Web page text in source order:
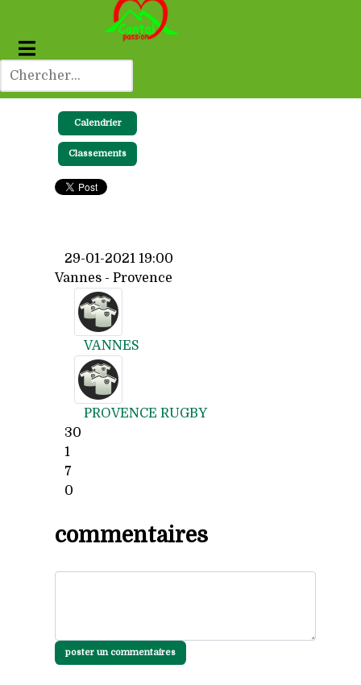
Calendrier
Classements
29-01-2021 19:00
Vannes - Provence
VANNES
PROVENCE RUGBY
30
1
7
0
commentaires
poster un commentaires